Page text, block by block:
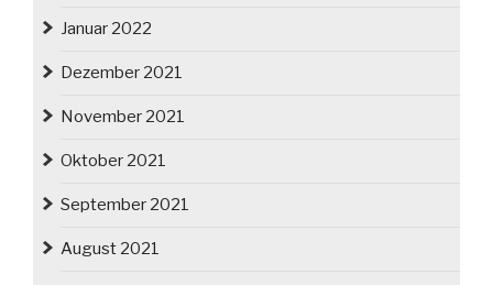
Januar 2022
Dezember 2021
November 2021
Oktober 2021
September 2021
August 2021